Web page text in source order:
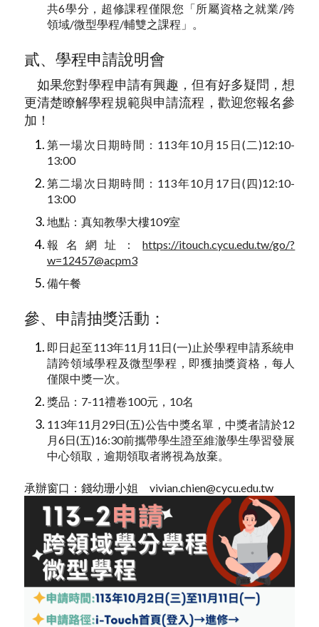
共6學分，超修課程僅限您「所屬資格之就業/跨
領域/微型學程/輔雙之課程」。
貳、學程申請說明會
如果您對學程申請有興趣，但有好多疑問，想
更清楚瞭解學程規範與申請流程，歡迎您報名參
加！
第一場次日期時間：113年10月15日(二)12:10-
13:00
第二場次日期時間：113年10月17日(四)12:10-
13:00
地點：真知教學大樓109室
報名網址：https://itouch.cycu.edu.tw/go/?
w=12457@acpm3
備午餐
參、申請抽獎活動：
即日起至113年11月11日(一)止於學程申請系統申
請跨領域學程及微型學程，即獲抽獎資格，每人
僅限中獎一次。
獎品：7-11禮卷100元，10名
113年11月29日(五)公告中獎名單，中獎者請於12
月6日(五)16:30前攜帶學生證至維澈學生學習發展
中心領取，逾期領取者將視為放棄。
承辦窗口：錢幼珊小姐 vivian.chien@cycu.edu.tw